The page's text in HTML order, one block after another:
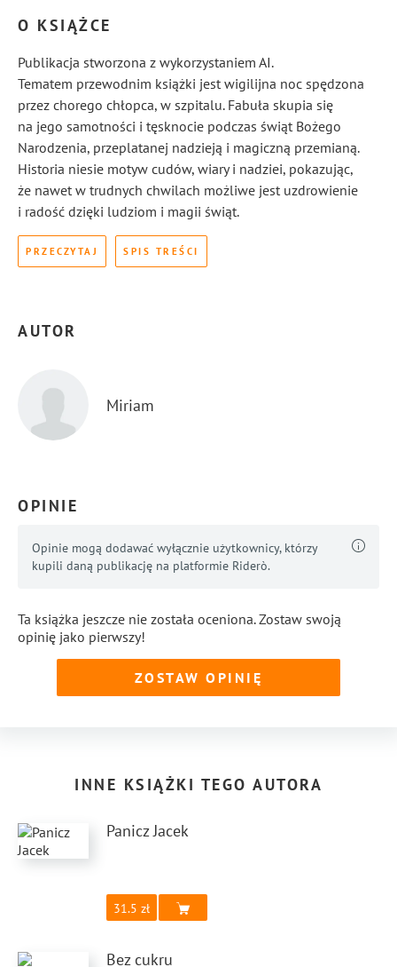
O KSIĄŻCE
Publikacja stworzona z wykorzystaniem AI.
Tematem przewodnim książki jest wigilijna noc spędzona
przez chorego chłopca, w szpitalu. Fabuła skupia się
na jego samotności i tęsknocie podczas świąt Bożego
Narodzenia, przeplatanej nadzieją i magiczną przemianą.
Historia niesie motyw cudów, wiary i nadziei, pokazując,
że nawet w trudnych chwilach możliwe jest uzdrowienie
i radość dzięki ludziom i magii świąt.
PRZECZYTAJ SPIS TREŚCI
AUTOR
Miriam
OPINIE
Opinie mogą dodawać wyłącznie użytkownicy, którzy
kupili daną publikację na platformie Riderò.
Ta książka jeszcze nie została oceniona. Zostaw swoją
opinię jako pierwszy!
ZOSTAW OPINIĘ
INNE KSIĄŻKI TEGO AUTORA
Panicz Jacek
31.5
Bez cukru